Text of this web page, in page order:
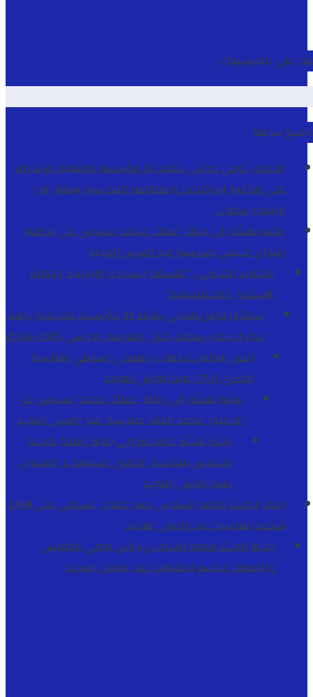
على الفايسبوك
سابقة
الدكتور نوفل كديلي يتفقد 12 مؤسسة تعليمية للإشراف
على مراقبة الداخليات والمطاعم المدرسية بجهة الدار
البيضاء-سطات
برقية تهنئة الى جلالة الملك محمد السادس من الدكتور
رضوان غنيمي بمناسبة عيد العرش المجيد
الخطاب الملكي .. “فلسفة السيادة الإيجابية وجدلية
الاستقرار والديناميكية”
الدكتور نوفل كديلي يتفقد 39 مؤسسة تعليمية بجهة
الدار البيضاء-سطات خلال الموسم الدراسي 2025-2026
النص الكامل للخطاب الملكي السامي بمناسبة
الذكرى الـ27 لعيد العرش المجيد
برقية تهنئة الى جلالة الملك محمد السادس من
الدكتور محمد الفائد بمناسبة عيد العرش المجيد
برقية تهنئة مرفوعة إلى جلالة الملك محمد
السادس بمناسبة الذكرى السابعة و العشرين
لعيد العرش المجيد
جلالة الملك محمد السادس يصدر عفوه السامي على 1788
شخصا بمناسبة عيد العرش المجيد
جلالة الملك محمد السادس يترأس يومي الخميس
والجمعة مراسم احتفالات عيد العرش المجيد